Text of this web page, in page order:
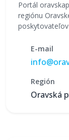
Portál
regiónu
E-mail
Región
Oravská